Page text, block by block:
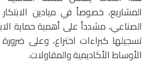
المشاريع، خصوصاً في ميادين
الصناعي، مشدداً على أهمية حماية
تسجيلها كبراءات اختراع، وعلى
الأوساط الأكاديمية والمقاولات.